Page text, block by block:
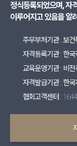
정식등록되었으며, 자
이루어지고 있음을 알
주무부처기관 : 보건
자격등록기관 : 한
교육운영기관 : 비전
자격발급기관 : 한
협회고객센터 :